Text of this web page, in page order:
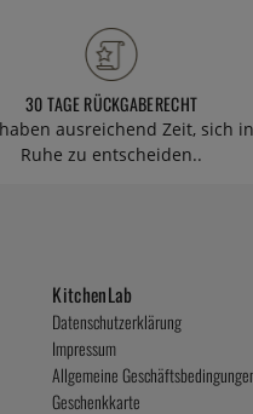
30 TAGE RÜCKGABERECHT
ausreichend Zeit, sich in
Ruhe zu entscheiden..
KitchenLab
Datenschutzerklärung
Impressum
Allgemeine
Geschenkkarte